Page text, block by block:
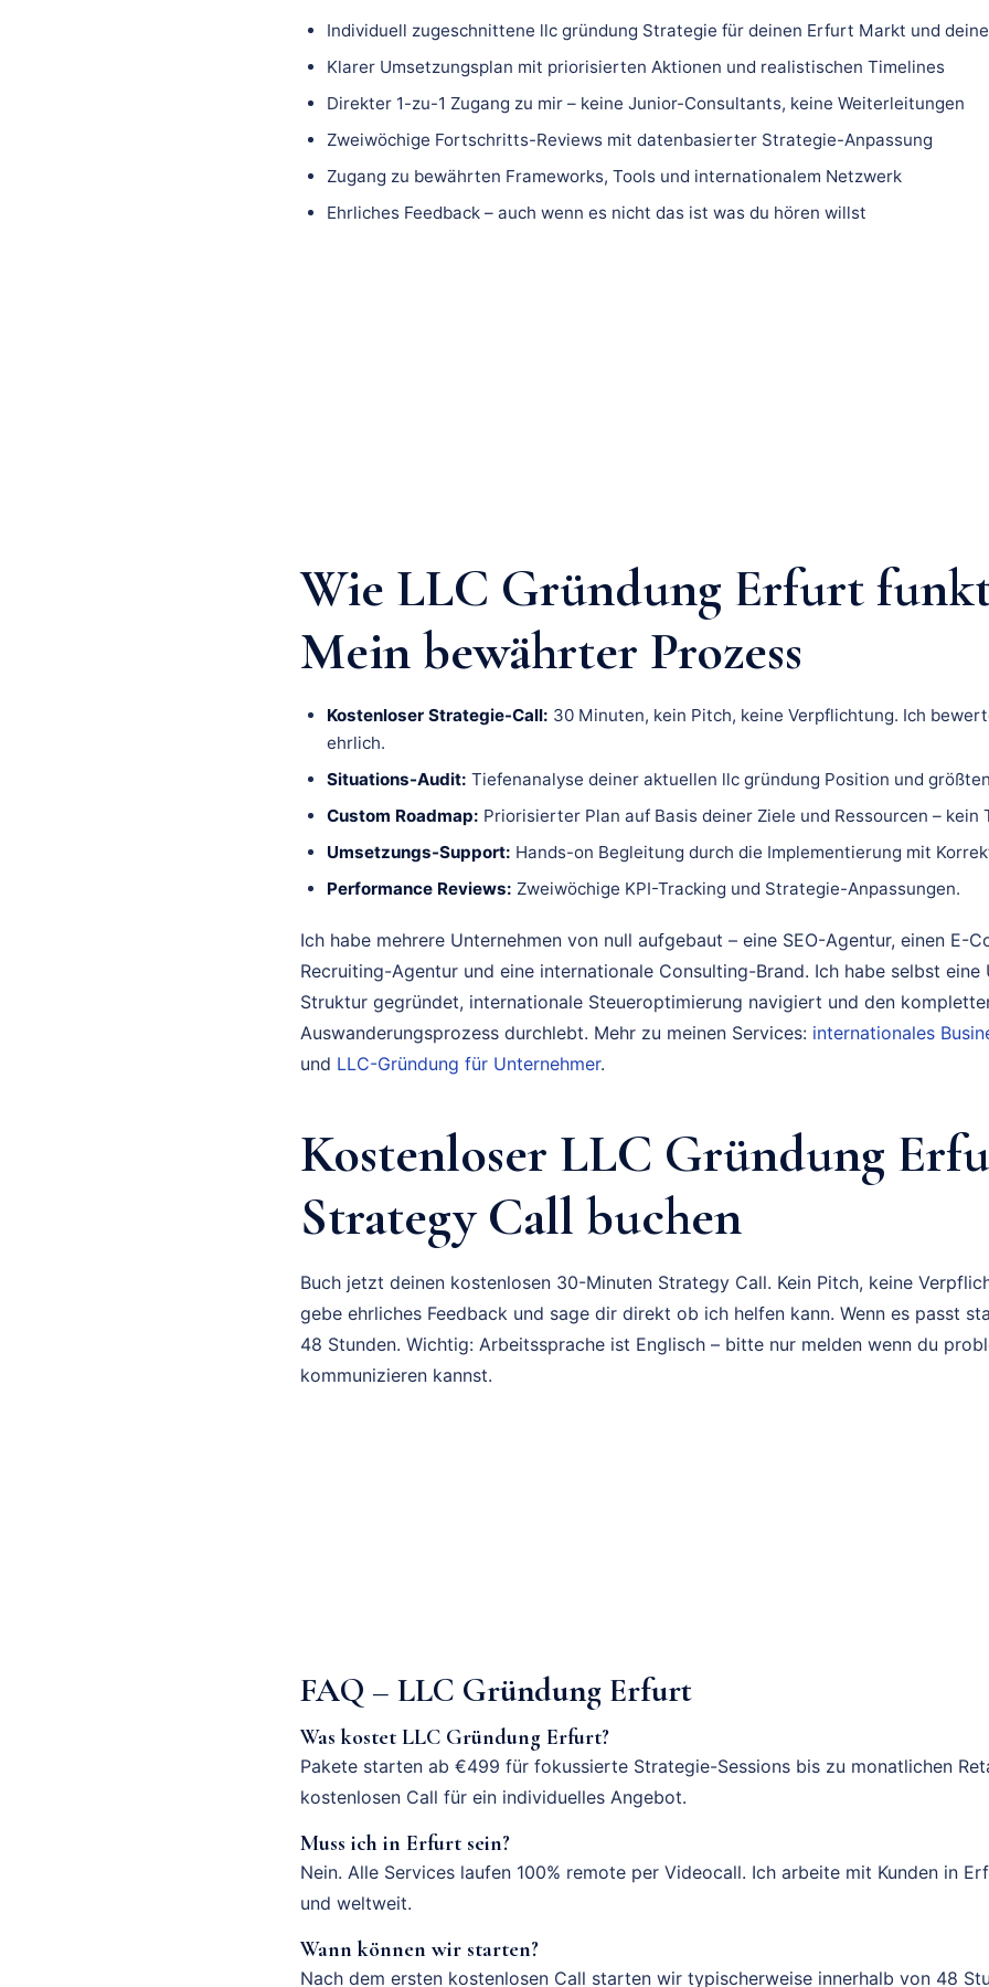
Individuell zugeschnittene llc gründung Strategie für deinen Erfurt Markt und
Klarer Umsetzungsplan mit priorisierten Aktionen und realistischen Timelines
Direkter 1-zu-1 Zugang zu mir – keine Junior-Consultants, keine Weiterleitungen
Zweiwöchige Fortschritts-Reviews mit datenbasierter Strategie-Anpassung
Zugang zu bewährten Frameworks, Tools und internationalem Netzwerk
Ehrliches Feedback – auch wenn es nicht das ist was du hören willst
Wie LLC Gründung Erfurt
Mein bewährter Prozess
Kostenloser Strategie-Call: 30 Minuten, kein Pitch, keine Verpflichtung. Ich
ehrlich.
Situations-Audit: Tiefenanalyse deiner aktuellen llc gründung Position und
Custom Roadmap: Priorisierter Plan auf Basis deiner Ziele und Ressourcen – kein
Umsetzungs-Support: Hands-on Begleitung durch die Implementierung mit
Performance Reviews: Zweiwöchige KPI-Tracking und Strategie-Anpassungen.
Ich habe mehrere Unternehmen von null aufgebaut – eine SEO-Agentur, einen E-
Recruiting-Agentur und eine internationale Consulting-Brand. Ich habe selbst eine
Struktur gegründet, internationale Steueroptimierung navigiert und den
Auswanderungsprozess durchlebt. Mehr zu meinen Services: internationales
und LLC-Gründung für Unternehmer.
Kostenloser LLC Gründung
Strategy Call buchen
Buch jetzt deinen kostenlosen 30-Minuten Strategy Call. Kein Pitch, keine
gebe ehrliches Feedback und sage dir direkt ob ich helfen kann. Wenn es passt
48 Stunden. Wichtig: Arbeitssprache ist Englisch – bitte nur melden wenn du
kommunizieren kannst.
FAQ – LLC Gründung Erfurt
Was kostet LLC Gründung Erfurt?
Pakete starten ab €499 für fokussierte Strategie-Sessions bis zu monatlichen
kostenlosen Call für ein individuelles Angebot.
Muss ich in Erfurt sein?
Nein. Alle Services laufen 100% remote per Videocall. Ich arbeite mit Kunden in
und weltweit.
Wann können wir starten?
Nach dem ersten kostenlosen Call starten wir typischerweise innerhalb von 48